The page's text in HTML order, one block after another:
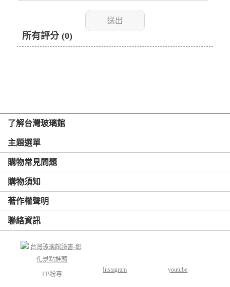
所有評分 (0)
了解台灣玻璃館
主題選單
購物常見問題
購物須知
著作權聲明
聯絡資訊
FB粉專
Instagram youtube